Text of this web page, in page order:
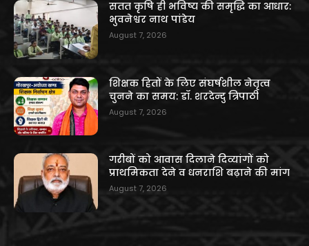
सतत कृषि ही भविष्य की समृद्धि का आधार:
भुवनेश्वर नाथ पांडेय
August 7, 2026
शिक्षक हितों के लिए संघर्षशील नेतृत्व
चुनने का समय: डॉ. शरदेन्दु त्रिपाठी
August 7, 2026
गरीबों को आवास दिलाने दिव्यांगों को
प्राथमिकता देने व धनराशि बढ़ाने की मांग
August 7, 2026